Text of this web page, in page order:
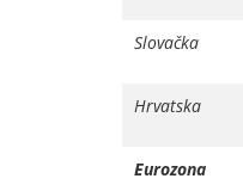
Slovačka
Hrvatska
Eurozona